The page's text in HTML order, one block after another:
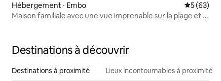
Hébergement ⋅ Embo
5 (63)
Maison familiale avec une vue imprenable sur la plage et la
Destinations à découvrir
Destinations à proximité Lieux incontournables à proximité